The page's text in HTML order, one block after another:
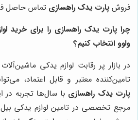
فروش پارت یدک راهسازی تماس حاصل
چرا پارت یدک راهسازی را برای خرید
ولوو انتخاب کنیم؟
در بازار پر رقابت لوازم یدکی
تامین‌کننده معتبر و قابل اعتماد،
پارت یدک راهسازی با سال‌ها تجربه در
مرجع تخصصی در تامین لوازم یدکی بیل